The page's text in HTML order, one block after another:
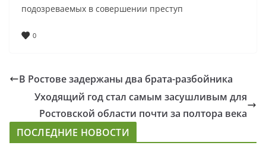
подозреваемых в совершении преступ
0
В Ростове задержаны два брата-разбойника
Уходящий год стал самым засушливым для
Ростовской области почти за полтора века
ПОСЛЕДНИЕ НОВОСТИ